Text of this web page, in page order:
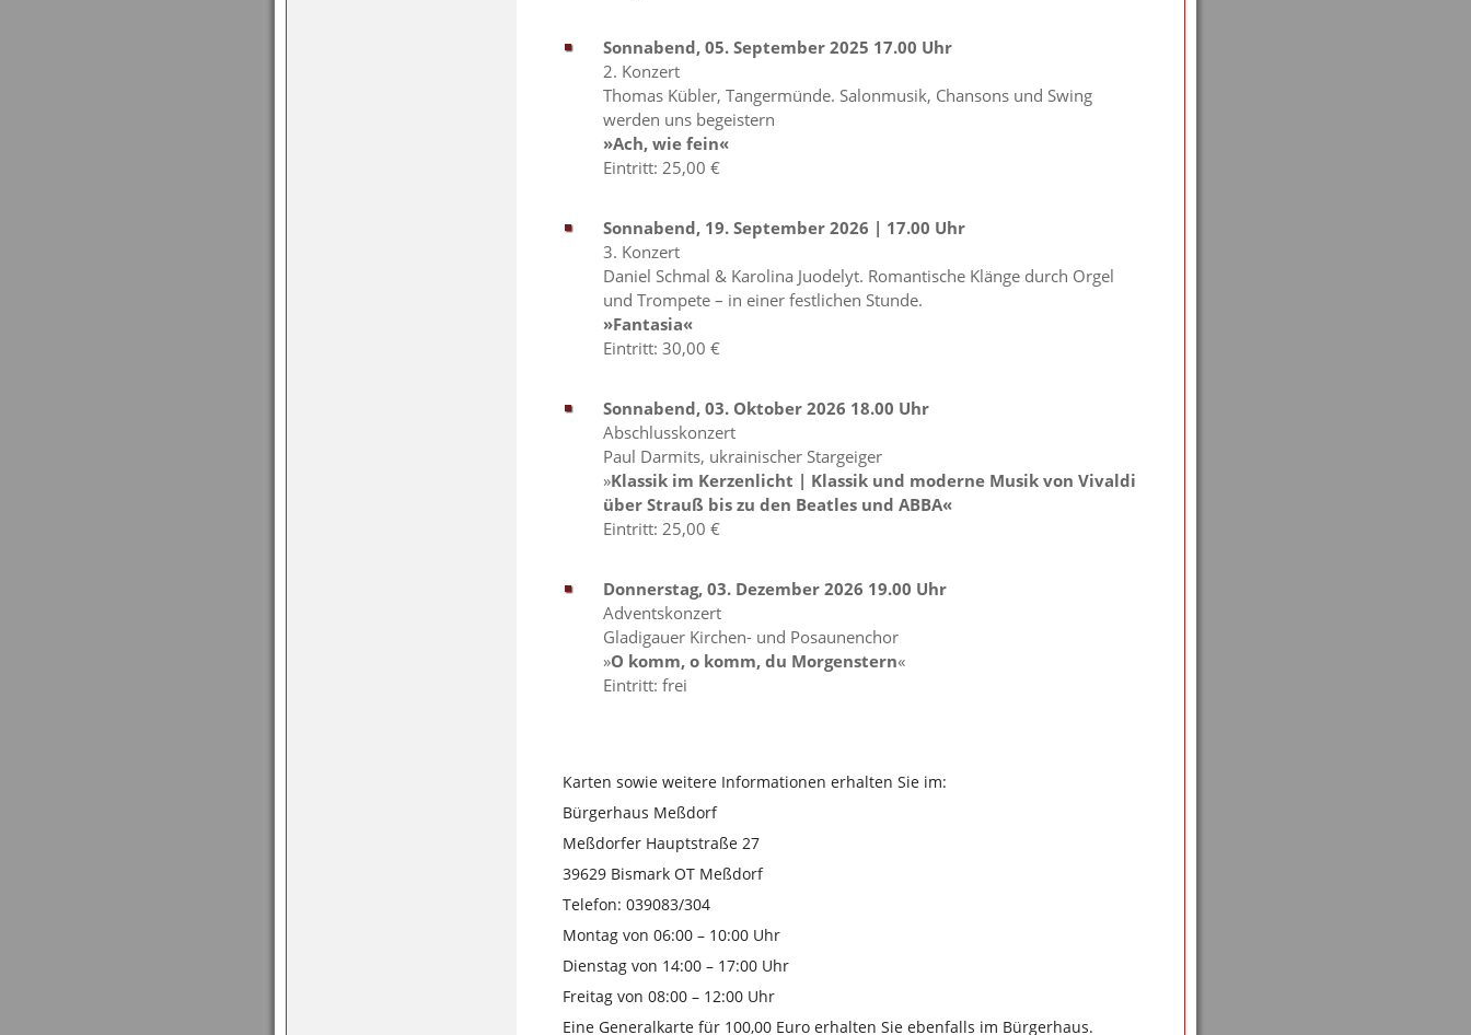
Sonnabend, 05. September 2025 17.00 Uhr
2. Konzert
Thomas Kübler, Tangermünde. Salonmusik, Chansons und Swing
werden uns begeistern
»Ach, wie fein«
Eintritt: 25,00 €
Sonnabend, 19. September 2026 | 17.00 Uhr
3. Konzert
Daniel Schmal & Karolina Juodelyt. Romantische Klänge durch Orgel
und Trompete – in einer festlichen Stunde.
»Fantasia«
Eintritt: 30,00 €
Sonnabend, 03. Oktober 2026 18.00 Uhr
Abschlusskonzert
Paul Darmits, ukrainischer Stargeiger
»Klassik im Kerzenlicht | Klassik und moderne Musik von Vivaldi
über Strauß bis zu den Beatles und ABBA«
Eintritt: 25,00 €
Donnerstag, 03. Dezember 2026 19.00 Uhr
Adventskonzert
Gladigauer Kirchen- und Posaunenchor
»O komm, o komm, du Morgenstern«
Eintritt: frei
Karten sowie weitere Informationen erhalten Sie im:
Bürgerhaus Meßdorf
Meßdorfer Hauptstraße 27
39629 Bismark OT Meßdorf
Telefon: 039083/304
Montag von 06:00 – 10:00 Uhr
Dienstag von 14:00 – 17:00 Uhr
Freitag von 08:00 – 12:00 Uhr
Eine Generalkarte für 100,00 Euro erhalten Sie ebenfalls im Bürgerhaus.